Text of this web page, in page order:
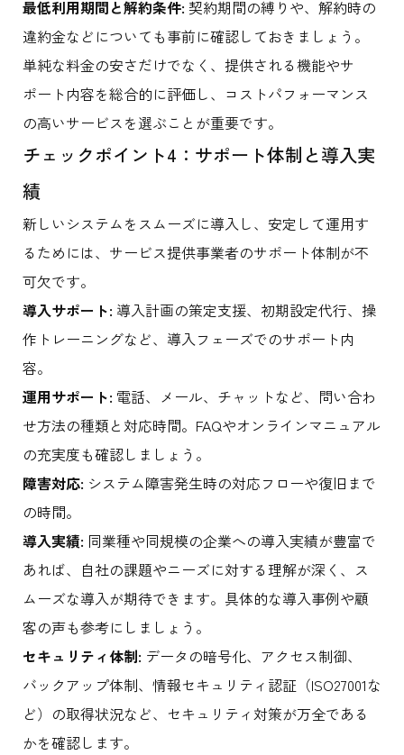
最低利用期間と解約条件: 契約期間の縛りや、解約時の
違約金などについても事前に確認しておきましょう。
単純な料金の安さだけでなく、提供される機能やサ
ポート内容を総合的に評価し、コストパフォーマンス
の高いサービスを選ぶことが重要です。
チェックポイント4：サポート体制と導入実
績
新しいシステムをスムーズに導入し、安定して運用す
るためには、サービス提供事業者のサポート体制が不
可欠です。
導入サポート: 導入計画の策定支援、初期設定代行、操
作トレーニングなど、導入フェーズでのサポート内
容。
運用サポート: 電話、メール、チャットなど、問い合わ
せ方法の種類と対応時間。FAQやオンラインマニュアル
の充実度も確認しましょう。
障害対応: システム障害発生時の対応フローや復旧まで
の時間。
導入実績: 同業種や同規模の企業への導入実績が豊富で
あれば、自社の課題やニーズに対する理解が深く、ス
ムーズな導入が期待できます。具体的な導入事例や顧
客の声も参考にしましょう。
セキュリティ体制: データの暗号化、アクセス制御、
バックアップ体制、情報セキュリティ認証（ISO27001な
ど）の取得状況など、セキュリティ対策が万全である
かを確認します。